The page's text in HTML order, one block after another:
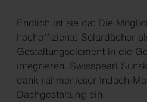
Endlich ist sie da: Die
hocheffiziente Solardächer
Gestaltungselement in die
integrieren. Swisspearl
dank rahmenloser Indach-
Dachgestaltung ein.